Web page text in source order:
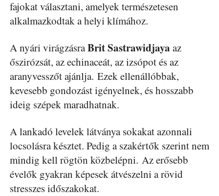
fajokat választani, amelyek természetesen
alkalmazkodtak a helyi klímához.
A nyári virágzásraBrit Sastrawidjaya az
őszirózsát, az echinaceát, az izsópot és az
aranyvesszőt ajánlja. Ezek ellenállóbbak,
kevesebb gondozást igényelnek, és hosszabb
ideig szépek maradhatnak.
A lankadó levelek látványa sokakat azonnali
locsolásra késztet. Pedig a szakértők szerint nem
mindig kell rögtön közbelépni. Az erősebb
évelők gyakran képesek átvészelni a rövid
stresszes időszakokat.